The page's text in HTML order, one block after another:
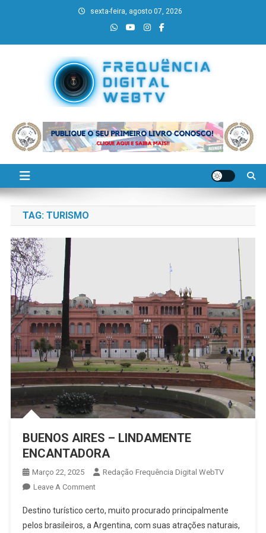
sexta-feira, agosto 07, 2026
Frequência Digital WebTV
TAG: TURISMO
BUENOS AIRES – LINDAMENTE
ENCANTADORA
Março 22, 2025
Redação Frequência Digital WebTV
Leave A CommentOn
AIRES
–
Destino turístico certo, muito procurado principalmente
pelos brasileiros, a Argentina, com suas atrações naturais,